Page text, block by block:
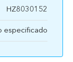
HZ8030152
especificado